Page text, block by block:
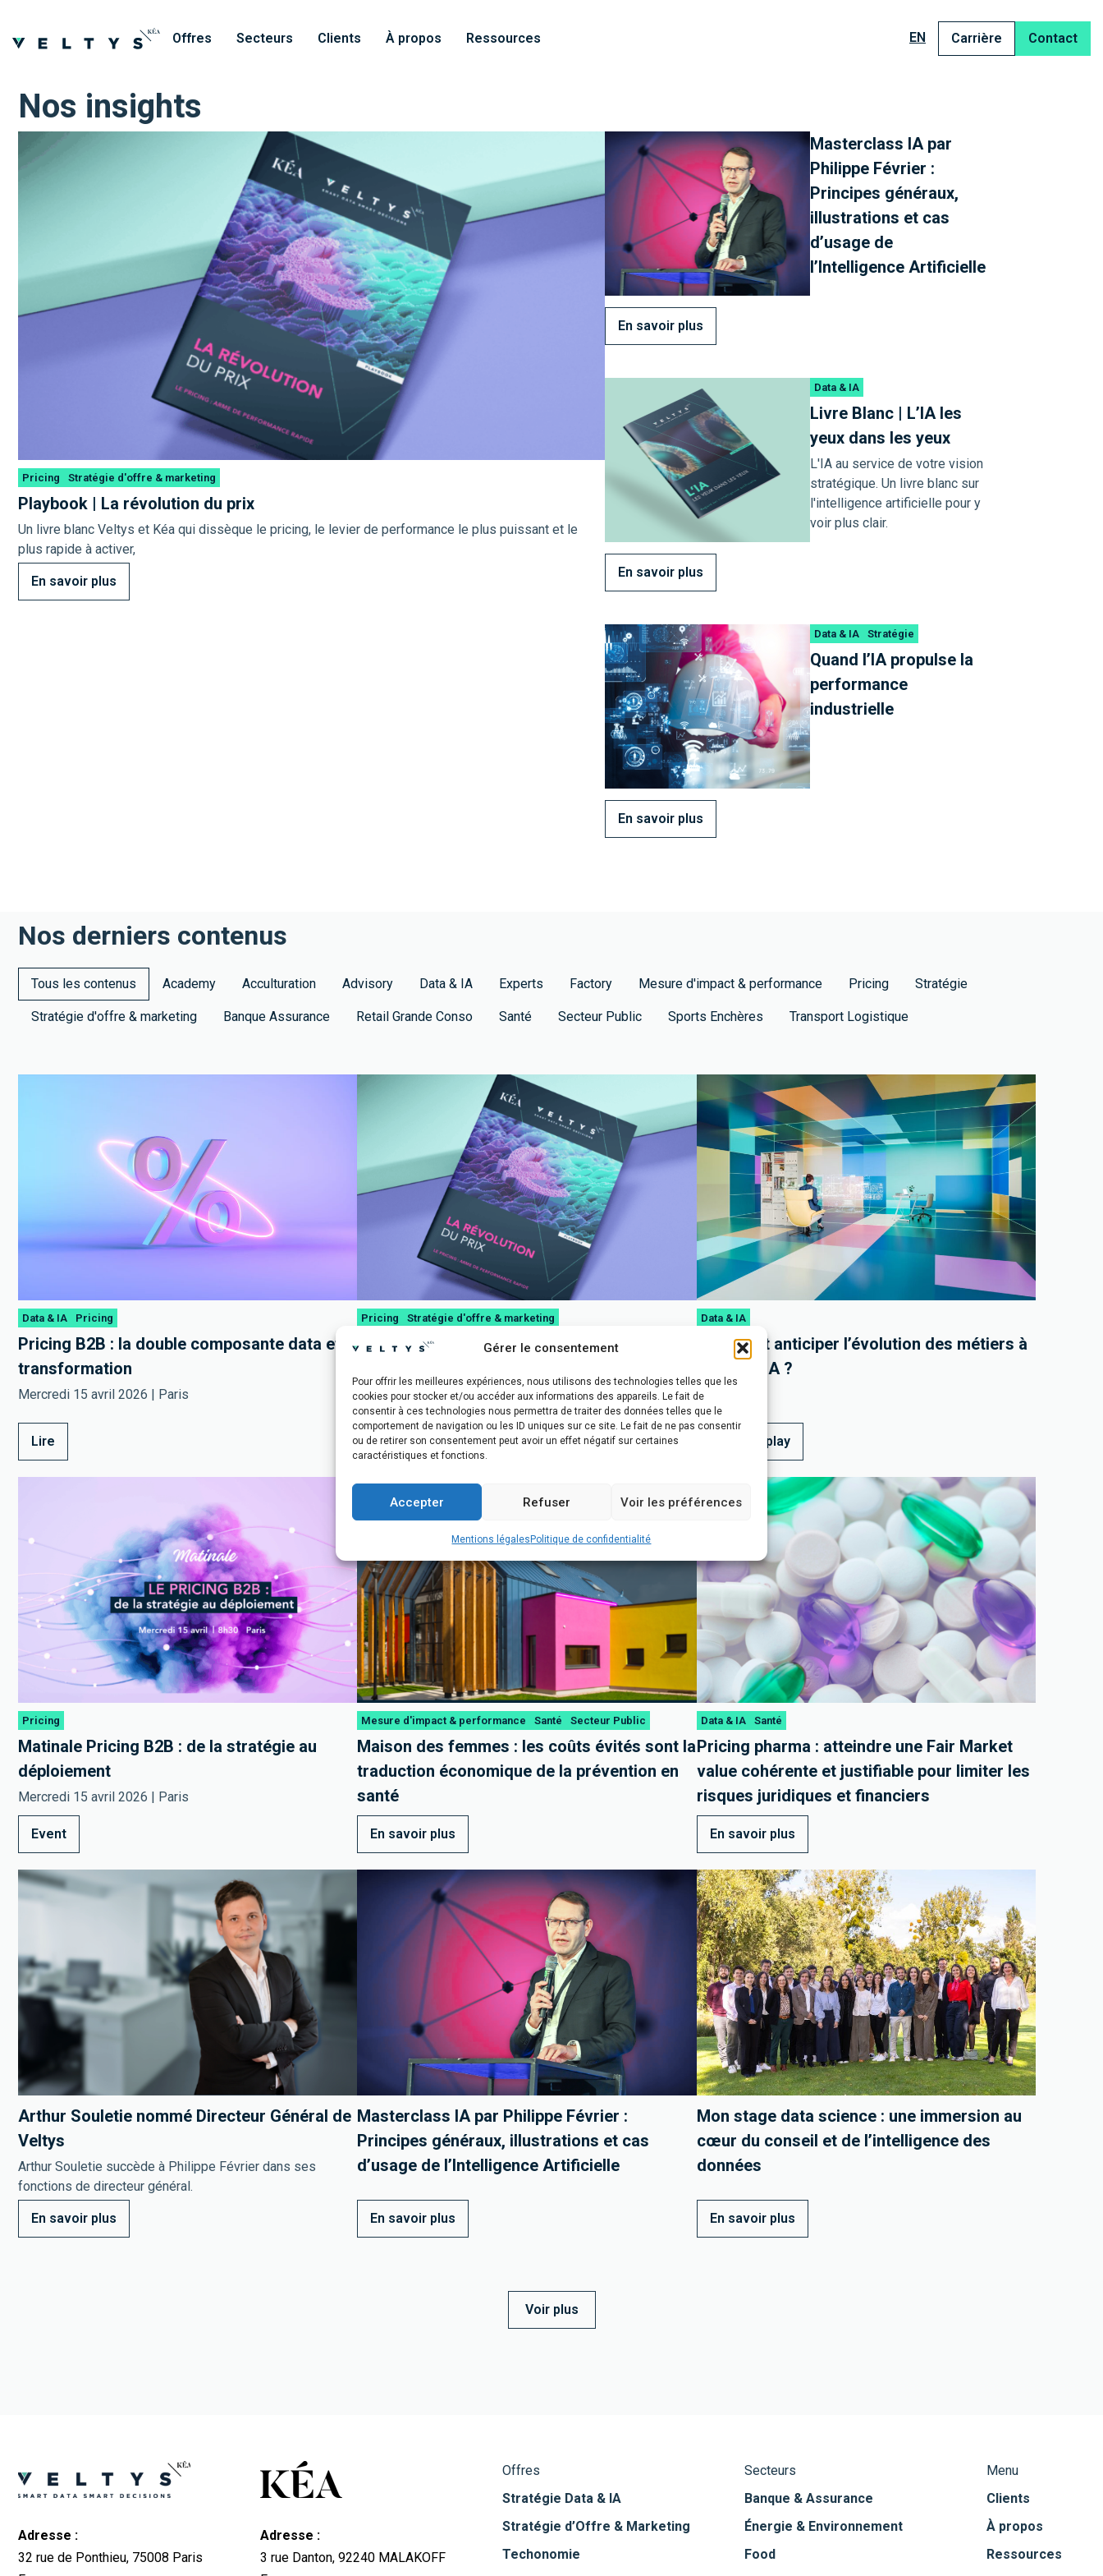
Gérer le consentement
Pour offrir les meilleures expériences, nous utilisons des technologies telles que les
cookies pour stocker et/ou accéder aux informations des appareils. Le fait de
consentir à ces technologies nous permettra de traiter des données telles que le
comportement de navigation ou les ID uniques sur ce site. Le fait de ne pas consentir
ou de retirer son consentement peut avoir un effet négatif sur certaines
caractéristiques et fonctions.
Accepter Refuser Voir les préférences
Mentions légales Politique de confidentialité
Offres Secteurs Clients À propos Ressources EN Carrière Contact
Nos insights
Pricing Stratégie d'offre & marketing
Playbook | La révolution du prix
Un livre blanc Veltys et Kéa qui dissèque le pricing, le levier de performance le plus puissant et le
plus rapide à activer,
En savoir plus
Masterclass IA par
Philippe Février :
Principes généraux,
illustrations et cas
d’usage de
l’Intelligence Artificielle
En savoir plus
Data & IA
Livre Blanc | L’IA les
yeux dans les yeux
L'IA au service de votre vision
stratégique. Un livre blanc sur
l'intelligence artificielle pour y
voir plus clair.
En savoir plus
Data & IA Stratégie
Quand l’IA propulse la
performance
industrielle
En savoir plus
Nos derniers contenus
Tous les contenus Academy Acculturation Advisory Data & IA Experts Factory Mesure d'impact & performance Pricing Stratégie
Stratégie d'offre & marketing Banque Assurance Retail Grande Conso Santé Secteur Public Sports Enchères Transport Logistique
Data & IA Pricing
Pricing B2B : la double composante data et
transformation
Mercredi 15 avril 2026 | Paris
Lire
Pricing Stratégie d'offre & marketing
Playbook | La révolution du prix
levier de performance le plus puissant et le plus rapide à
activer,
Télécharger
Data & IA
Comment anticiper l’évolution des métiers à
l’ère de l’IA ?
Webinaire
Voir le replay
Pricing
Matinale Pricing B2B : de la stratégie au
déploiement
Mercredi 15 avril 2026 | Paris
Event
Mesure d'impact & performance Santé Secteur Public
Maison des femmes : les coûts évités sont la
traduction économique de la prévention en
santé
En savoir plus
Data & IA Santé
Pricing pharma : atteindre une Fair Market
value cohérente et justifiable pour limiter les
risques juridiques et financiers
En savoir plus
Arthur Souletie nommé Directeur Général de
Veltys
Arthur Souletie succède à Philippe Février dans ses
fonctions de directeur général.
En savoir plus
Masterclass IA par Philippe Février :
Principes généraux, illustrations et cas
d’usage de l’Intelligence Artificielle
En savoir plus
Mon stage data science : une immersion au
cœur du conseil et de l’intelligence des
données
En savoir plus
Voir plus
Adresse :
32 rue de Ponthieu, 75008 Paris
Adresse :
3 rue Danton, 92240 MALAKOFF
Offres
Stratégie Data & IA
Stratégie d’Offre & Marketing
Techonomie
Secteurs
Banque & Assurance
Énergie & Environnement
Food
Menu
Clients
À propos
Ressources